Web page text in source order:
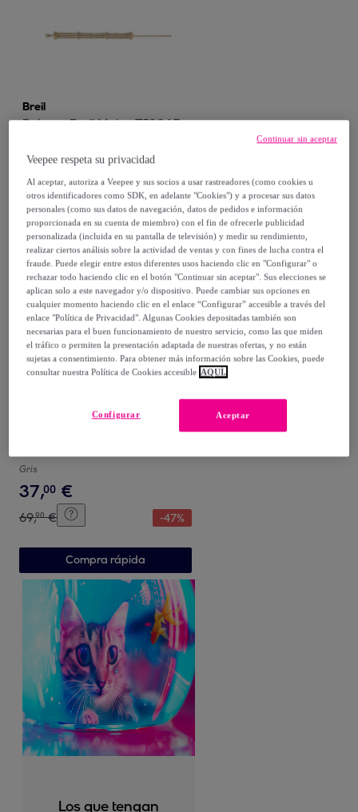
Breil
Pulsera Breil Mujer TJ2945
Dorado
34,00 €
59, € -43%
Compra rápida
Pulsera Breil Hombre TJ2744
Gris
37,00 €
69,90 € -47%
Compra rápida
Los que tengan
Veepee respeta su privacidad
Al aceptar, autoriza a Veepee y sus socios a usar rastreadores (como cookies u
otros identificadores como SDK, en adelante "Cookies") y a procesar sus datos
personales (como sus datos de navegación, datos de pedidos e información
proporcionada en su cuenta de miembro) con el fin de ofrecerle publicidad
personalizada (incluida en su pantalla de televisión) y medir su rendimiento,
realizar ciertos análisis sobre la actividad de ventas y con fines de lucha contra el
fraude. Puede elegir entre estos diferentes usos haciendo clic en "Configurar" o
rechazar todo haciendo clic en el botón "Continuar sin aceptar". Sus elecciones se
aplican solo a este navegador y/o dispositivo. Puede cambiar sus opciones en
cualquier momento haciendo clic en el enlace “Configurar” accesible a través del
enlace "Política de Privacidad". Algunas Cookies depositadas también son
necesarias para el buen funcionamiento de nuestro servicio, como las que miden
el tráfico o permiten la presentación adaptada de nuestras ofertas, y no están
sujetas a consentimiento. Para obtener más información sobre las Cookies, puede
consultar nuestra Política de Cookies accesible AQUÍ.
Aceptar
Configurar
Continuar sin aceptar